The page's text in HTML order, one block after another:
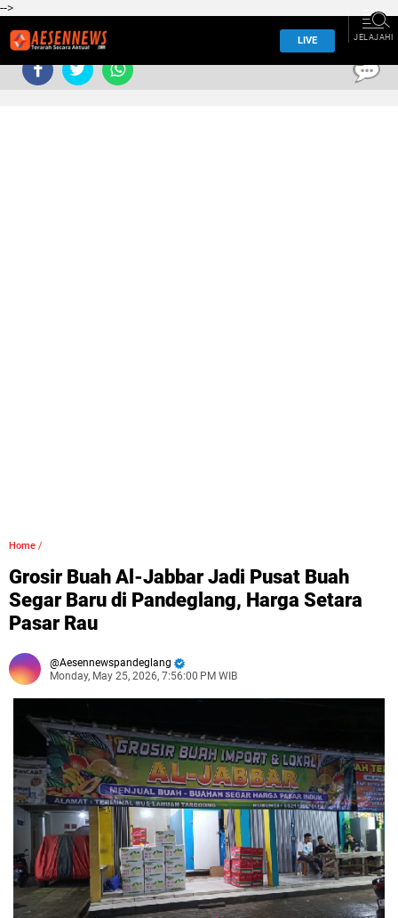
-->
LIVE JELAJAHI
Home /
Grosir Buah Al-Jabbar Jadi Pusat Buah
Segar Baru di Pandeglang, Harga Setara
Pasar Rau
Aesennewspandeglang
Monday, May 25, 2026, 7:56:00 PM WIB